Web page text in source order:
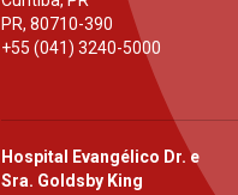
PR, 80710-390
+55 (041) 3240-5000
Hospital Evangélico Dr. e
Sra. Goldsby King